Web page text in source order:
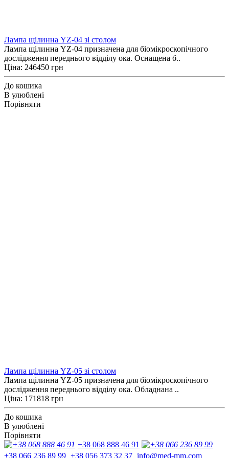
Лампа щілинна YZ-04 зі столом
Лампа щілинна YZ-04 призначена для біомікроскопічного
дослідження переднього відділу ока. Оснащена б..
Ціна: 246450 грн
До кошика
В улюблені
Порівняти
Лампа щілинна YZ-05 зі столом
Лампа щілинна YZ-05 призначена для біомікроскопічного
дослідження переднього відділу ока. Обладнана ..
Ціна: 171818 грн
До кошика
В улюблені
Порівняти
+38 068 888 46 91
+38 066 236 89 99 +38 056 373 32 37 info@med-mm.com